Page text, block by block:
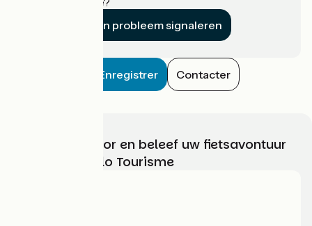
Een probleem signaleren
Enregistrer Contacter
Kies, bereid voor en beleef uw fietsavontuur
met France Vélo Tourisme